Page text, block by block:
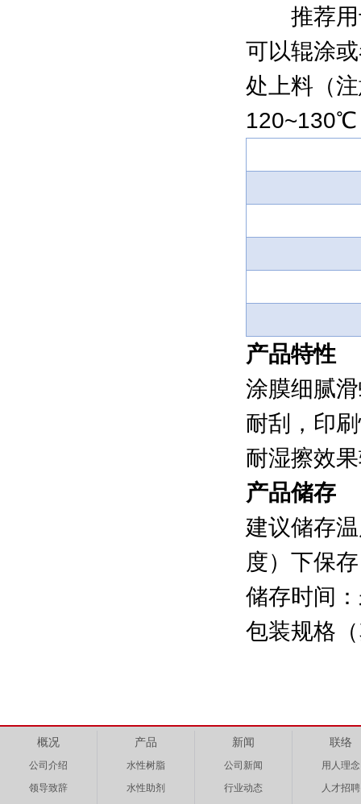
推荐用于
可以辊涂
处上料（
120~130℃
产品特性
涂膜细腻
耐刮，印
耐湿擦效
产品储存
建议储存
度）下保
储存时间
包装规格
概况
公司介绍
领导致辞
产品
水性树脂
水性助剂
新闻
公司新闻
行业动态
联络
用人理念
人才招聘